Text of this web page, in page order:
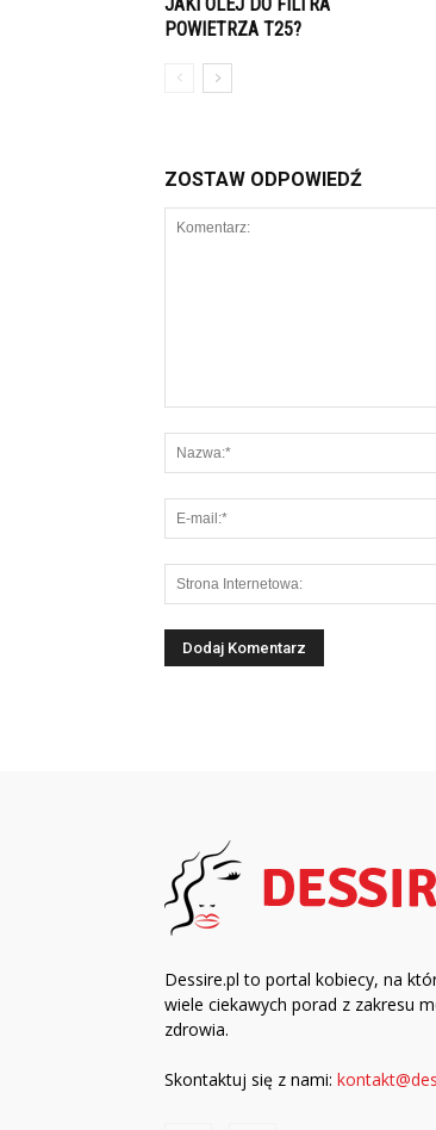
POWIETRZA T25?
ZOSTAW ODPOWIEDŹ
Dessire.pl to portal kobiecy, na
wiele ciekawych porad z zakresu
zdrowia.
Skontaktuj się z nami: